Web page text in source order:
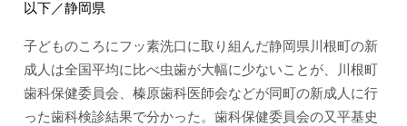
以下／静岡県
子どものころにフッ素洗口に取り組んだ静岡県川根町の新
成人は全国平均に比べ虫歯が大幅に少ないことが、川根町
歯科保健委員会、榛原歯科医師会などが同町の新成人に行
った歯科検診結果で分かった。歯科保健委員会の又平基史